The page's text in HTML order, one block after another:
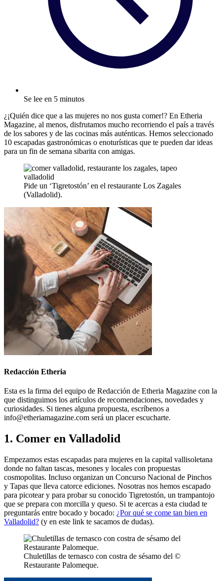
Se lee en 5 minutos
¿¡Quién dice que a las mujeres no nos gusta comer!? En Etheria
Magazine, al menos, disfrutamos mucho recorriendo el país a través
de los sabores y de las cocinas más auténticas. Hemos seleccionado
10 escapadas gastronómicas o enoturísticas que te pueden dar ideas
para un fin de semana sibarita con amigas.
Pide un ‘Tigretostón’ en el restaurante Los Zagales
(Valladolid).
Redacción Etheria
Esta es la firma del equipo de Redacción de Etheria Magazine con la
que distinguimos los artículos de recomendaciones, novedades y
curiosidades. Si tienes alguna propuesta, escríbenos a
info@etheriamagazine.com será un placer escucharte.
1. Comer en Valladolid
Empezamos estas escapadas para mujeres en la capital vallisoletana
donde no faltan tascas, mesones y locales con propuestas
cosmopolitas. Incluso organizan un Concurso Nacional de Pinchos
y Tapas que lleva catorce ediciones. Nosotras nos hemos escapado
para picotear y para probar su conocido Tigretostón, un trampantojo
que se prepara con morcilla y queso. Si te acercas a esta ciudad te
preguntarás entre bocado y bocado: ¿Por qué se come tan bien en
Valladolid? (y en este link te sacamos de dudas).
Chuletillas de ternasco con costra de sésamo del ©
Restaurante Palomeque.